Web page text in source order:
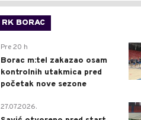
RK BORAC
Pre 20 h
Borac m:tel zakazao osam
kontrolnih utakmica pred
početak nove sezone
27.07.2026.